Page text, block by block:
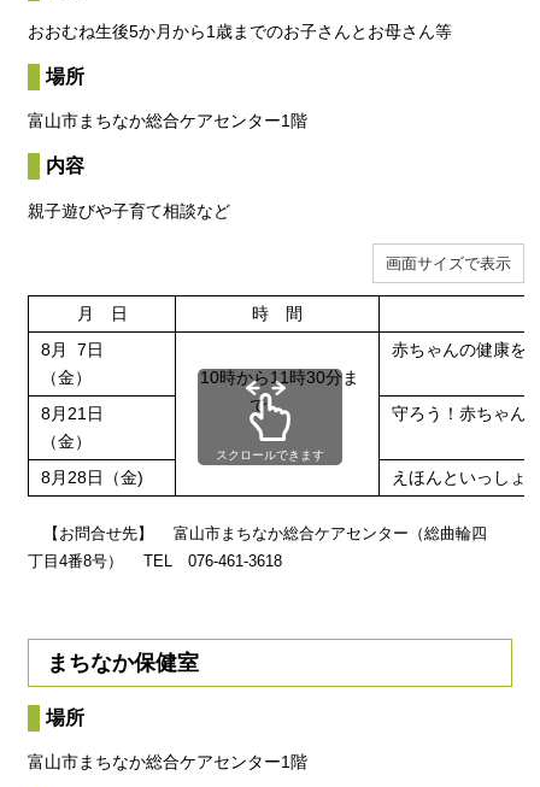
おおむね生後5か月から1歳までのお子さんとお母さん等
場所
富山市まちなか総合ケアセンター1階
内容
親子遊びや子育て相談など
画面サイズで表示
月 日 時 間
8月 7日
（金）
10時から11時30分ま
で
赤ちゃんの健康
8月21日
（金）
守ろう！赤ちゃん
8月28日（金) えほんといっしょ
スクロールできます
【お問合せ先】 富山市まちなか総合ケアセンター（総曲輪四
丁目4番8号） TEL 076-461-3618
まちなか保健室
場所
富山市まちなか総合ケアセンター1階